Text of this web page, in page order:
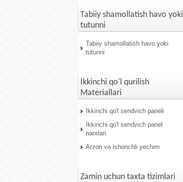
Tabiiy shamollatish havo yoki
tutunni
Tabiiy shamollatish havo yoki
tutunni
Ikkinchi qo'l qurilish
Materiallari
Ikkinchi qo'l sendvich paneli
İkkinchi qo'l sendvich panel
narxlari
Arzon va ishonchli yechim
Zamin uchun taxta tizimlari